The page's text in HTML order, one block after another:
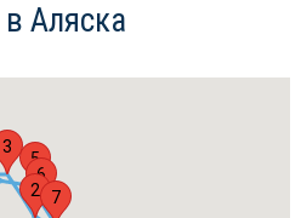
Аляска
2
3
5
6
7